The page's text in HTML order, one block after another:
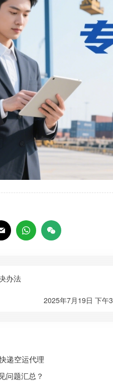
办法
2025年7月19日 下午
递空运代理
问题汇总？